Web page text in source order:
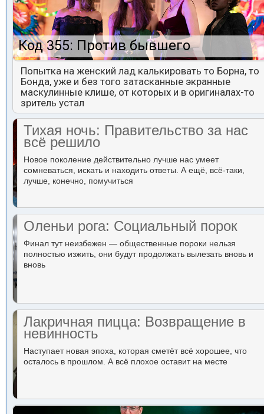
Код 355: Против бывшего
Попытка на женский лад калькировать то Борна, то
Бонда, уже и без того затасканные экранные
маскулинные клише, от которых и в оригиналах-то
зритель устал
Тихая ночь: Правительство за нас
всё решило
Новое поколение действительно лучше нас умеет
сомневаться, искать и находить ответы. А ещё, всё-таки,
лучше, конечно, помучиться
Оленьи рога: Социальный порок
Финал тут неизбежен — общественные пороки нельзя
полностью изжить, они будут продолжать вылезать вновь и
вновь
Лакричная пицца: Возвращение в
невинность
Наступает новая эпоха, которая сметёт всё хорошее, что
осталось в прошлом. А всё плохое оставит на месте